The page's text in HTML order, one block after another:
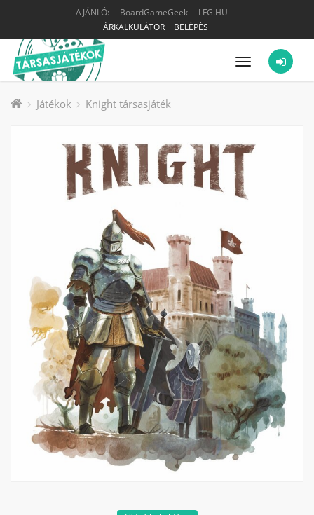
AJÁNLÓ: BoardGameGeek
LFG.HU
ÁRKALKULÁTOR
BELÉPÉS
Menü
Játékok Knight társasjáték